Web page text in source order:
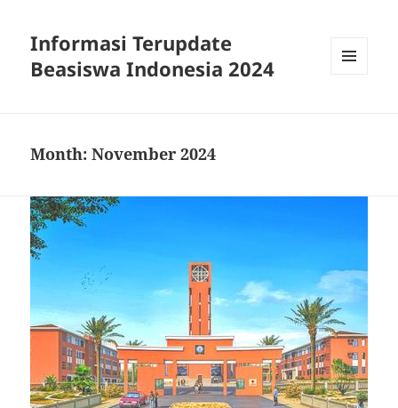
Informasi Terupdate
Beasiswa Indonesia 2024
Month:November 2024